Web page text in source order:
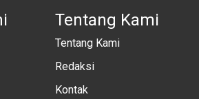
Tentang Kami
Tentang Kami
Redaksi
Kontak